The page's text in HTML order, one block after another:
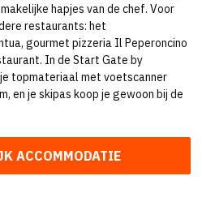
hapjes van de chef. Voor
restaurants: het
gourmet pizzeria Il Peperoncino
In de Start Gate by
topmateriaal met voetscanner
en je skipas koop je gewoon bij de
ACCOMMODATIE